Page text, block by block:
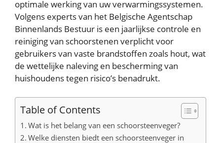
optimale werking van uw verwarmingssystemen.
Volgens experts van het Belgische Agentschap
Binnenlands Bestuur is een jaarlijkse controle en
reiniging van schoorstenen verplicht voor
gebruikers van vaste brandstoffen zoals hout, wat
de wettelijke naleving en bescherming van
huishoudens tegen risico’s benadrukt.
Table of Contents
Wat is het belang van een schoorsteenveger?
Welke diensten biedt een schoorsteenveger in